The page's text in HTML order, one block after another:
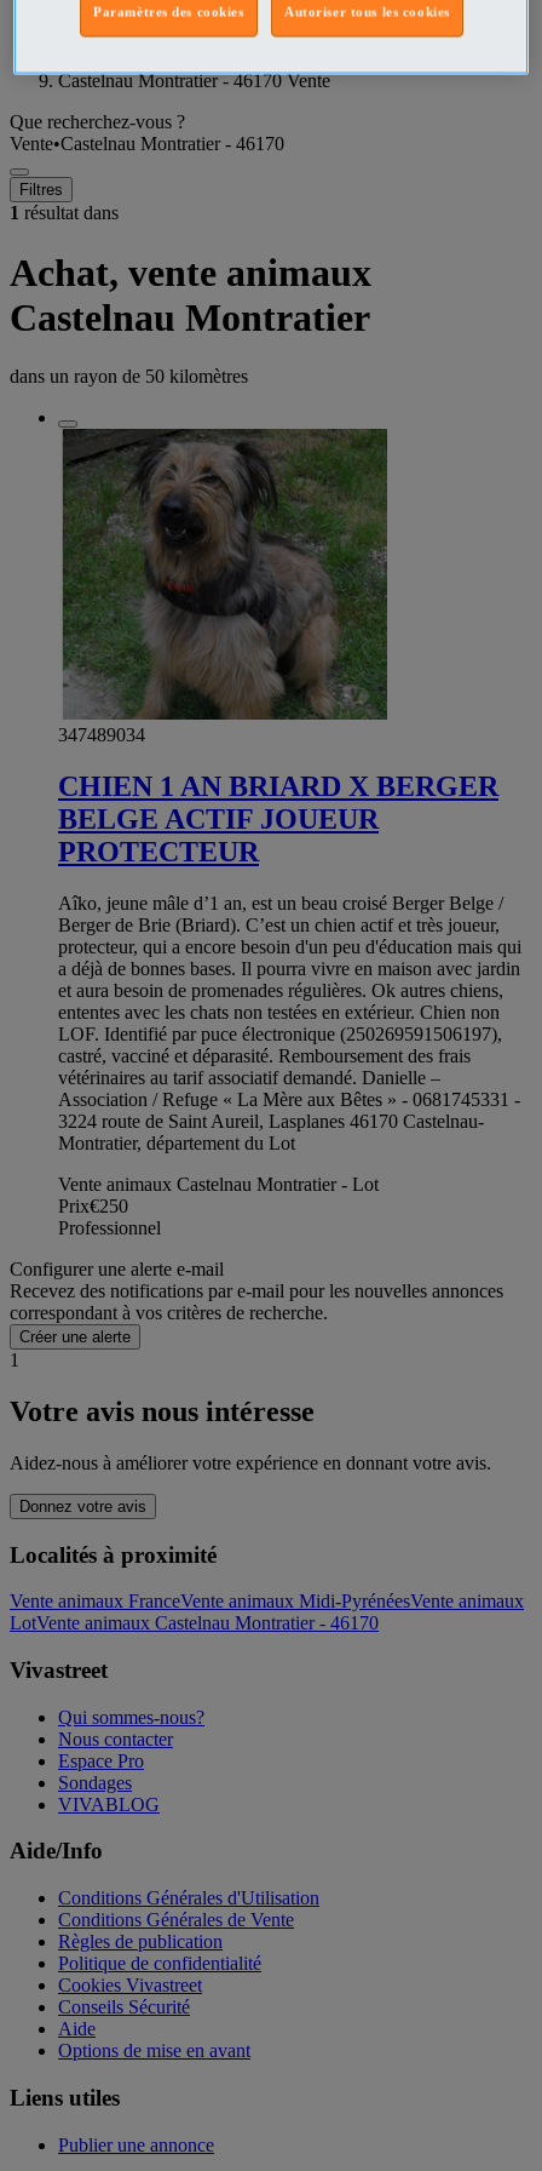
Lot Vente
Castelnau Montratier - 46170 Vente
Que recherchez-vous ?
Vente•Castelnau Montratier - 46170
Filtres
1 résultat dans
Achat, vente animaux
Castelnau Montratier
dans un rayon de 50 kilomètres
347489034
CHIEN 1 AN BRIARD X BERGER
BELGE ACTIF JOUEUR
PROTECTEUR
Aîko, jeune mâle d’1 an, est un beau croisé Berger Belge /
Berger de Brie (Briard). C’est un chien actif et très joueur,
protecteur, qui a encore besoin d'un peu d'éducation mais qui
a déjà de bonnes bases. Il pourra vivre en maison avec jardin
et aura besoin de promenades régulières. Ok autres chiens,
ententes avec les chats non testées en extérieur. Chien non
LOF. Identifié par puce électronique (250269591506197),
castré, vacciné et déparasité. Remboursement des frais
vétérinaires au tarif associatif demandé. Danielle –
Association / Refuge « La Mère aux Bêtes » - 0681745331 -
3224 route de Saint Aureil, Lasplanes 46170 Castelnau-
Montratier, département du Lot
Vente animaux Castelnau Montratier - Lot
Prix€250
Professionnel
Configurer une alerte e-mail
Recevez des notifications par e-mail pour les nouvelles annonces
correspondant à vos critères de recherche.
Créer une alerte
1
Votre avis nous intéresse
Aidez-nous à améliorer votre expérience en donnant votre avis.
Donnez votre avis
Localités à proximité
Vente animaux FranceVente animaux Midi-PyrénéesVente animaux
LotVente animaux Castelnau Montratier - 46170
Vivastreet
Qui sommes-nous?
Nous contacter
Espace Pro
Sondages
VIVABLOG
Aide/Info
Conditions Générales d'Utilisation
Conditions Générales de Vente
Règles de publication
Politique de confidentialité
Cookies Vivastreet
Conseils Sécurité
Aide
Options de mise en avant
Liens utiles
Publier une annonce
Autoriser tous les cookies
Paramètres des cookies